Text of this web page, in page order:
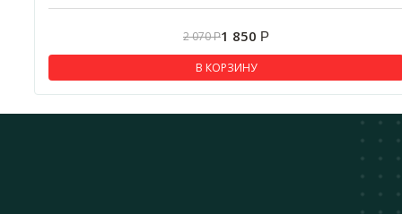
2 070Р1 850 Р
В КОРЗИНУ